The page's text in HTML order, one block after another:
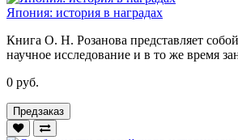
Япония: история в наградах
Книга О. Н. Розанова представляет
научное исследование и в то же время
0 руб.
Предзаказ